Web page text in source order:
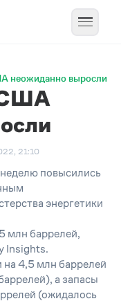
неожиданно выросли
США
21:10
повысились
энергетики
млн баррелей,
Insights.
на 4,5 млн баррелей
а запасы
(ожидалось